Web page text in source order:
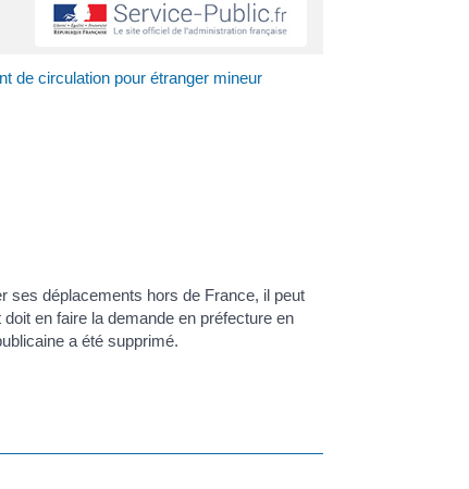
de circulation pour étranger mineur
ses déplacements hors de France, il peut
en faire la demande en préfecture en
a été supprimé.